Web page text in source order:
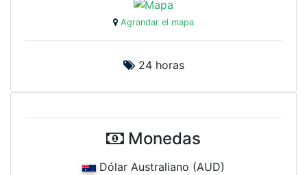
Agrandar el mapa
24 horas
Monedas
Dólar Australiano (AUD)